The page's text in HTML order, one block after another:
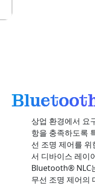
상업 환경에서 요
항을 충족하도록
선 조명 제어를
서 디바이스 레이
Bluetooth® NLC
무선 조명 제어의